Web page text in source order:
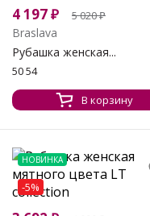
4 197₽ 5 020₽
Braslava
Рубашка женская...
50 54
В корзину
НОВИНКА
-5%